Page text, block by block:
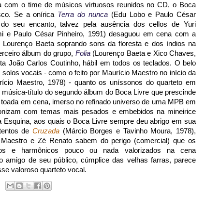
com o time de músicos virtuosos reunidos no CD, o Boca
Se a onírica Terra do nunca(Edu Lobo e Paulo César
seu encanto, talvez pela ausência dos cellos de Yuri
e Paulo César Pinheiro, 1991) desaguou em cena com a
Baeta soprando sons da floresta e dos índios na
álbum do grupo, Folia(Lourenço Baeta e Xico Chaves,
João Carlos Coutinho, hábil em todos os teclados. O belo
vocais - como o feito por Maurício Maestro no início da
Maestro, 1978) - quanto os uníssonos do quarteto em
título do segundo álbum do Boca Livre que prescinde
em cena, imerso no refinado universo de uma MPB em
com temas mais pesados e embebidos na mineirice
aos quais o Boca Livre sempre deu abrigo em sua
de Cruzada (Márcio Borges e Tavinho Moura, 1978),
e Zé Renato sabem do perigo (comercial) que os
e harmônicos pouco ou nada valorizados na cena
amigo de seu público, cúmplice das velhas farras, parece
valoroso quarteto vocal.